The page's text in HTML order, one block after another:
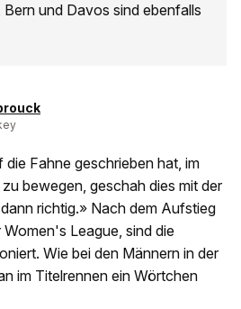
und Davos sind ebenfalls
die Fahne geschrieben hat, im
bewegen, geschah dies mit der
richtig.» Nach dem Aufstieg
League, sind die
Wie bei den Männern in der
im Titelrennen ein Wörtchen